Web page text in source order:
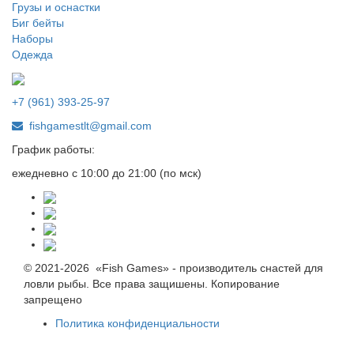
Грузы и оснастки
Биг бейты
Наборы
Одежда
+7 (961) 393-25-97
fishgamestlt@gmail.com
График работы:
ежедневно с 10:00 до 21:00 (по мск)
© 2021-2026 «Fish Games» - производитель снастей для
ловли рыбы. Все права защишены. Копирование
запрещено
Политика конфиденциальности